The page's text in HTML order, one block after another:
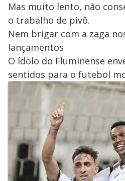
Mas muito lento, não
o trabalho de pivô.
Nem brigar com a zaga
lançamentos
O ídolo do Fluminense
sentidos para o futebol